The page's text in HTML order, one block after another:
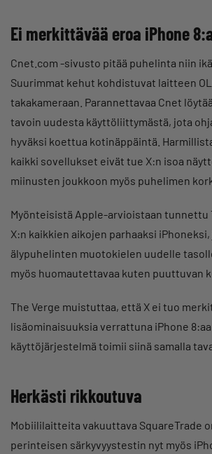
Ei merkittävää eroa iPhone
Cnet.com -sivusto pitää puhelinta niin
Suurimmat kehut kohdistuvat laitteen
takakameraan. Parannettavaa Cnet
tavoin uudesta käyttöliittymästä, jota
hyväksi koettua kotinäppäintä.
kaikki sovellukset eivät tue X:n isoa
miinusten joukkoon myös puhelimen
Myönteisistä Apple-arvioistaan tunnettu
X:n kaikkien aikojen parhaaksi
älypuhelinten muotokielen uudelle
myös huomautettavaa kuten puuttuvan
The Verge muistuttaa, että X ei tuo
lisäominaisuuksia verrattuna iPhone
käyttöjärjestelmä toimii siinä samalla
Herkästi rikkoutuva
Mobiililaitteita vakuuttava SquareTrade
perinteisen särkyvyystestin nyt myös